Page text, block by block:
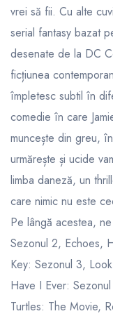
vrei să fii. Cu alte
serial fantasy bazat
desenate de la DC
ficțiunea
împletesc subtil în
comedie în care
muncește din greu,
urmărește și ucide
limba daneză, un
care nimic nu este
Pe lângă acestea,
Sezonul 2, Echoes,
Key: Sezonul 3,
Have I Ever:
Turtles: The Movie,